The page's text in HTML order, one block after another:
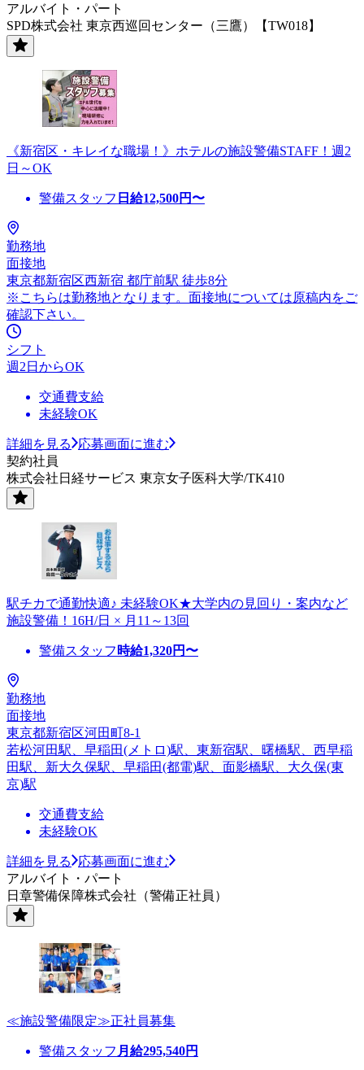
アルバイト・パート
SPD株式会社 東京西巡回センター（三鷹）【TW018】
《新宿区・キレイな職場！》ホテルの施設警備STAFF！週2
日～OK
警備スタッフ 日給12,500円〜
勤務地
面接地
東京都新宿区西新宿 都庁前駅 徒歩8分
※こちらは勤務地となります。面接地については原稿内をご
確認下さい。
シフト
週2日からOK
交通費支給
未経験OK
詳細を見る
応募画面に進む
契約社員
株式会社日経サービス 東京女子医科大学/TK410
駅チカで通勤快適♪ 未経験OK★大学内の見回り・案内など
施設警備！16H/日 × 月11～13回
警備スタッフ 時給1,320円〜
勤務地
面接地
東京都新宿区河田町8-1
若松河田駅、早稲田(メトロ)駅、東新宿駅、曙橋駅、西早稲
田駅、新大久保駅、早稲田(都電)駅、面影橋駅、大久保(東
京)駅
交通費支給
未経験OK
詳細を見る
応募画面に進む
アルバイト・パート
日章警備保障株式会社（警備正社員）
≪施設警備限定≫正社員募集
警備スタッフ 月給295,540円